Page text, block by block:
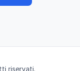
riservati.